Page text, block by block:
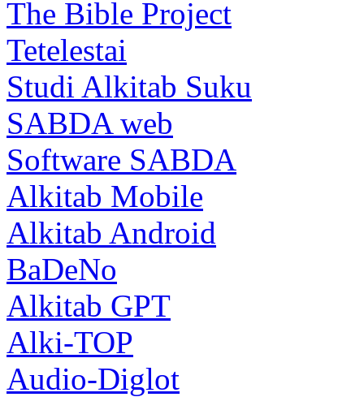
The Bible Project
Tetelestai
Studi Alkitab Suku
SABDA web
Software SABDA
Alkitab Mobile
Alkitab Android
BaDeNo
Alkitab GPT
Alki-TOP
Audio-Diglot